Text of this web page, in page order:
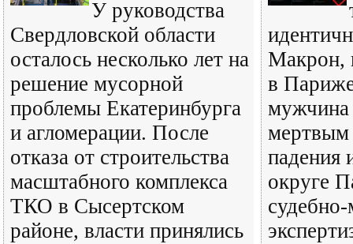
У руководства
Свердловской области
осталось несколько лет на
решение мусорной
проблемы Екатеринбурга
и агломерации. После
отказа от строительства
масштабного комплекса
ТКО в Сысертском
районе, власти принялись
Макрон,
в
мужчина
мертвым
падения
округе